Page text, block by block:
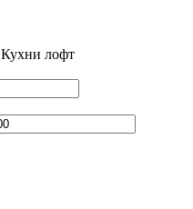
Кухни лофт